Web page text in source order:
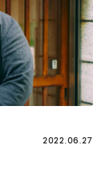
2022.06.27